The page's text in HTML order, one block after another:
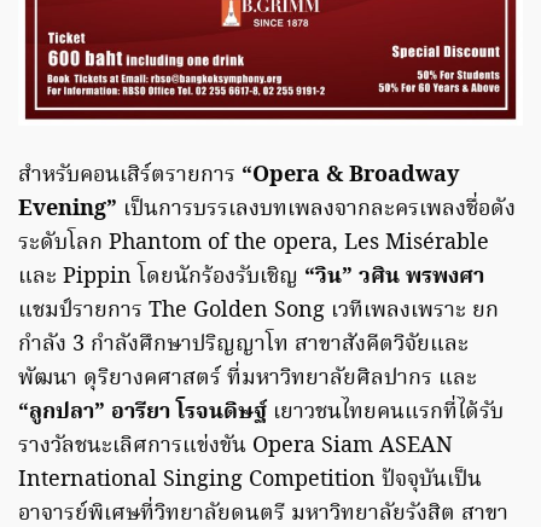
สำหรับคอนเสิร์ตรายการ “Opera & Broadway
Evening” เป็นการบรรเลงบทเพลงจากละครเพลงชื่อดัง
ระดับโลก Phantom of the opera, Les Misérable
และ Pippin โดยนักร้องรับเชิญ “วิน” วศิน พรพงศา
แชมป์รายการ The Golden Song เวทีเพลงเพราะ ยก
กำลัง 3 กำลังศึกษาปริญญาโท สาขาสังคีตวิจัยและ
พัฒนา ดุริยางคศาสตร์ ที่มหาวิทยาลัยศิลปากร และ
“ลูกปลา” อารียา โรจนดิษฐ์ เยาวชนไทยคนแรกที่ได้รับ
รางวัลชนะเลิศการแข่งขัน Opera Siam ASEAN
International Singing Competition ปัจจุบันเป็น
อาจารย์พิเศษที่วิทยาลัยดนตรี มหาวิทยาลัยรังสิต สาขา